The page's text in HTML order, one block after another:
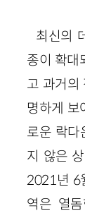
최신의
종이 확대
고 과거의
명하게 보
로운 락다
지 않은
2021년 6
역은 열